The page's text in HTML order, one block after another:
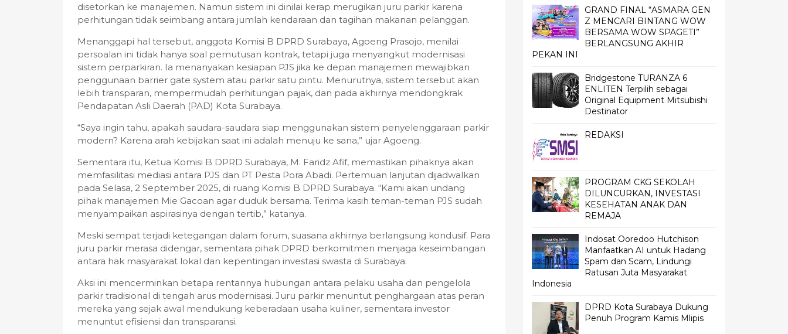
disetorkan ke manajemen. Namun sistem ini dinilai kerap merugikan juru parkir karena
perhitungan tidak seimbang antara jumlah kendaraan dan tagihan makanan pelanggan.
Menanggapi hal tersebut, anggota Komisi B DPRD Surabaya, Agoeng Prasojo, menilai
persoalan ini tidak hanya soal pemutusan kontrak, tetapi juga menyangkut modernisasi
sistem perparkiran. Ia menanyakan kesiapan PJS jika ke depan manajemen mewajibkan
penggunaan barrier gate system atau parkir satu pintu. Menurutnya, sistem tersebut akan
lebih transparan, mempermudah perhitungan pajak, dan pada akhirnya mendongkrak
Pendapatan Asli Daerah (PAD) Kota Surabaya.
“Saya ingin tahu, apakah saudara-saudara siap menggunakan sistem penyelenggaraan parkir
modern? Karena arah kebijakan saat ini adalah menuju ke sana,” ujar Agoeng.
Sementara itu, Ketua Komisi B DPRD Surabaya, M. Faridz Afif, memastikan pihaknya akan
memfasilitasi mediasi antara PJS dan PT Pesta Pora Abadi. Pertemuan lanjutan dijadwalkan
pada Selasa, 2 September 2025, di ruang Komisi B DPRD Surabaya. “Kami akan undang
pihak manajemen Mie Gacoan agar duduk bersama. Terima kasih teman-teman PJS sudah
menyampaikan aspirasinya dengan tertib,” katanya.
Meski sempat terjadi ketegangan dalam forum, suasana akhirnya berlangsung kondusif. Para
juru parkir merasa didengar, sementara pihak DPRD berkomitmen menjaga keseimbangan
antara hak masyarakat lokal dan kepentingan investasi swasta di Surabaya.
Aksi ini mencerminkan betapa rentannya hubungan antara pelaku usaha dan pengelola
parkir tradisional di tengah arus modernisasi. Juru parkir menuntut penghargaan atas peran
mereka yang sejak awal mendukung keberadaan usaha kuliner, sementara investor
menuntut efisiensi dan transparansi.
GRAND FINAL “ASMARA GEN
Z MENCARI BINTANG WOW
BERSAMA WOW SPAGETI”
BERLANGSUNG AKHIR
PEKAN INI
Bridgestone TURANZA 6
ENLITEN Terpilih sebagai
Original Equipment Mitsubishi
Destinator
REDAKSI
PROGRAM CKG SEKOLAH
DILUNCURKAN, INVESTASI
KESEHATAN ANAK DAN
REMAJA
Indosat Ooredoo Hutchison
Manfaatkan AI untuk Hadang
Spam dan Scam, Lindungi
Ratusan Juta Masyarakat
Indonesia
DPRD Kota Surabaya Dukung
Penuh Program Kamis Mlipis